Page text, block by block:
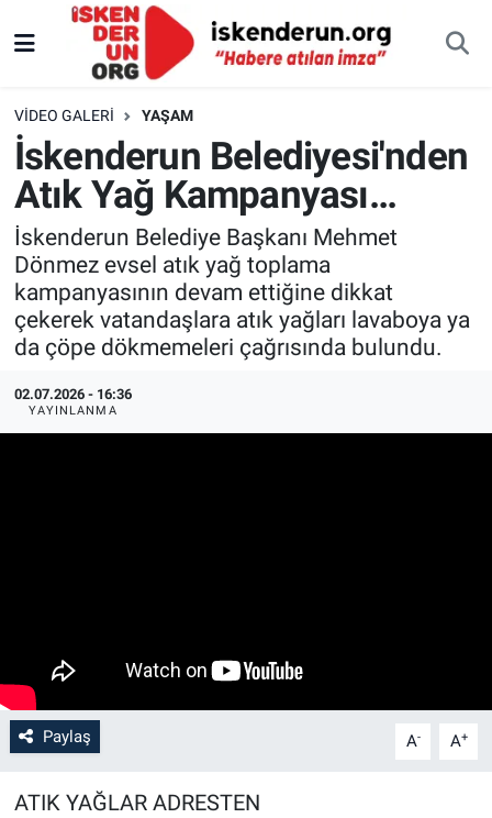
VIDEO GALERI YAŞAM
İskenderun Belediyesi'nden
Atık Yağ Kampanyası…
İskenderun Belediye Başkanı Mehmet
Dönmez evsel atık yağ toplama
kampanyasının devam ettiğine dikkat
çekerek vatandaşlara atık yağları lavaboya ya
da çöpe dökmemeleri çağrısında bulundu.
02.07.2026 - 16:36
YAYINLANMA
Paylaş A- A+
ATIK YAĞLAR ADRESTEN